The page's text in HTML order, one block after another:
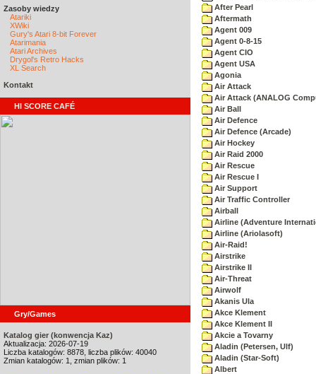
Zasoby wiedzy
Atariki
XWiki
Gury's Atari 8-bit Forever
Atarimania
Atari Archives
Drygol's Retro Hacks
XL Search
Kontakt
HI SCORE CAFÉ
Gry/Games
Katalog gier (konwencja Kaz)
Aktualizacja: 2026-07-19
Liczba katalogów: 8878, liczba plików: 40040
Zmian katalogów: 1, zmian plików: 1
After Pearl
Aftermath
Agent 009
Agent 0-8-15
Agent CIO
Agent USA
Agonia
Air Attack
Air Attack (ANALOG
Air Ball
Air Defence
Air Defence (Arcade)
Air Hockey
Air Raid 2000
Air Rescue
Air Rescue I
Air Support
Air Traffic Controller
Airball
Airline (Adventure
Airline (Ariolasoft)
Air-Raid!
Airstrike
Airstrike II
Air-Threat
Airwolf
Akanis Ula
Akce Klement
Akce Klement II
Akcie a Tovarny
Aladin (Petersen, Ulf)
Aladin (Star-Soft)
Albert